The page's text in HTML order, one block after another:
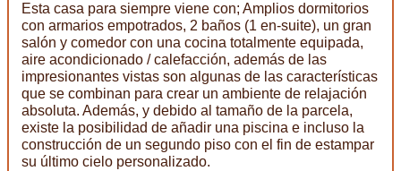
Esta casa para siempre viene con; Amplios dormitorios
con armarios empotrados, 2 baños (1 en-suite), un gran
salón y comedor con una cocina totalmente equipada,
aire acondicionado / calefacción, además de las
impresionantes vistas son algunas de las características
que se combinan para crear un ambiente de relajación
absoluta. Además, y debido al tamaño de la parcela,
existe la posibilidad de añadir una piscina e incluso la
construcción de un segundo piso con el fin de estampar
su último cielo personalizado.